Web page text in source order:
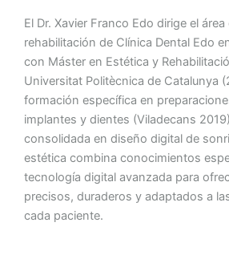
El Dr. Xavier Franco Edo dirige el
rehabilitación de Clínica Dental Edo
con Máster en Estética y
Universitat Politècnica de Catalunya
formación específica en
implantes y dientes (Viladecans
consolidada en diseño digital de
estética combina conocimientos
tecnología digital avanzada para
precisos, duraderos y adaptados a
cada paciente.